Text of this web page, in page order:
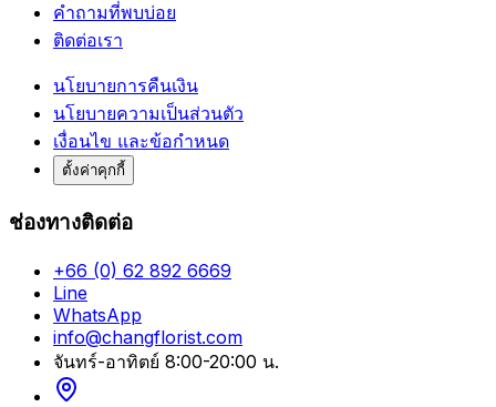
คำถามที่พบบ่อย
ติดต่อเรา
นโยบายการคืนเงิน
นโยบายความเป็นส่วนตัว
เงื่อนไข และข้อกำหนด
ตั้งค่าคุกกี้
ช่องทางติดต่อ
+66 (0) 62 892 6669
Line
WhatsApp
info@changflorist.com
จันทร์-อาทิตย์ 8:00-20:00 น.